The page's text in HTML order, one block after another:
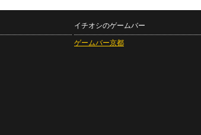
イチオシのゲームバー
ゲームバー京都